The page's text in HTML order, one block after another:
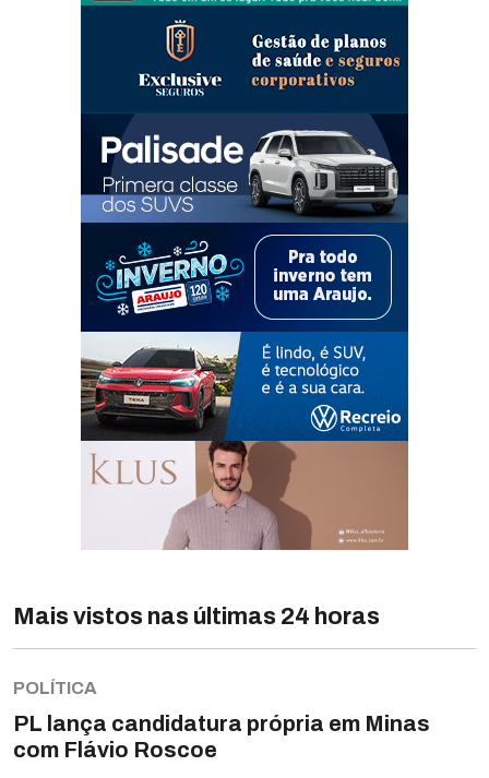
Mais vistos nas últimas 24 horas
POLÍTICA
PL lança candidatura própria em Minas
com Flávio Roscoe